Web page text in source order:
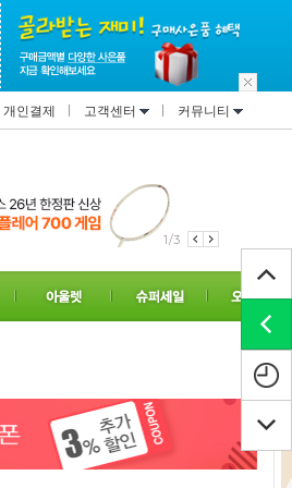
개인결제 고객센터 커뮤니티
1/3